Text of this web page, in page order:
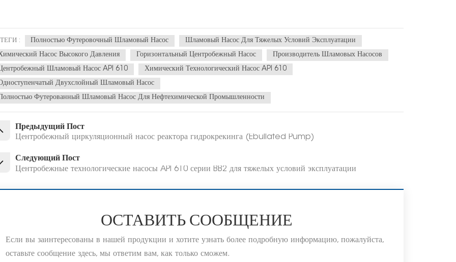
ТЕГИ : Полностью Футеровочный Шламовый Насос
Шламовый Насос Для Тяжелых Условий Эксплуатации
Насос Высокого Давления
Горизонтальный Центробежный Насос
Производитель Шламовых Насосов
Шламовый Насос API 610
Химический Технологический Насос API 610
Двухслойный Шламовый Насос
Футерованный Шламовый Насос Для Нефтехимической Промышленности
Предыдущий Пост
Центробежный циркуляционный насос реактора гидрокрекинга (Ebullated Pump)
Следующий Пост
Центробежные технологические насосы API 610 серии BB2 для тяжелых условий эксплуатации
ОСТАВИТЬ СООБЩЕНИЕ
Если вы заинтересованы в нашей продукции и хотите узнать более подробную информацию, пожалуйста,
оставьте сообщение здесь, мы ответим вам, как только сможем.